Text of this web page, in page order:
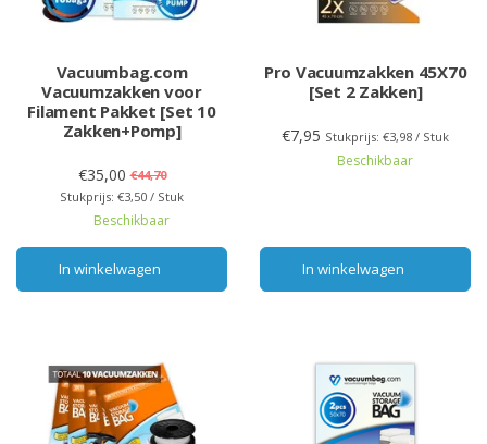
Vacuumbag.com
Vacuumzakken voor
Filament Pakket [Set 10
Zakken+Pomp]
€35,00 €44,70
Stukprijs: €3,50 / Stuk
Beschikbaar
In winkelwagen
Pro Vacuumzakken 45X70
[Set 2 Zakken]
€7,95 Stukprijs: €3,98 / Stuk
Beschikbaar
In winkelwagen